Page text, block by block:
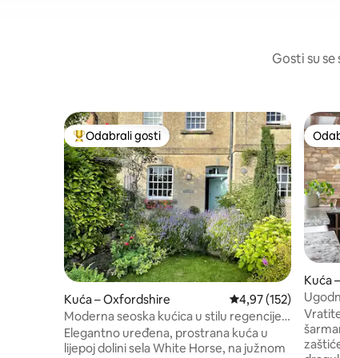
Gosti su
Među najviše rangiranima s oznakom „Odabrali
Odabrali gosti
Kuća – Oxfordshire Prosječna ocjena:
4,97 (152)
Moderna seoska kućica u stilu regencije u
blizini Cotswoldsa i Ridgewaya
Elegantno uređena, prostrana kuća u
lijepoj dolini sela White Horse, na južnom
Kuća
wood
kao